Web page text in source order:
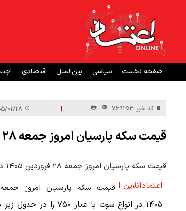
صفحه نخست سیاسی بین‌الملل اقتصادی
کد خبر: 769153 |
قیمت سکه پارسیان امروز جمعه ۲۸ فروردین ۱۴۰۵ + جدول
قیمت سکه پارسیان امروز جمعه ۲۸ فروردین ۱۴۰۵ در انواع سوت با عیار ۷۵۰ را در جدول زیر مشاهده کنید.
اعتمادآنلاین |
۱۴۰۵ در انواع سوت با عیار ۷۵۰